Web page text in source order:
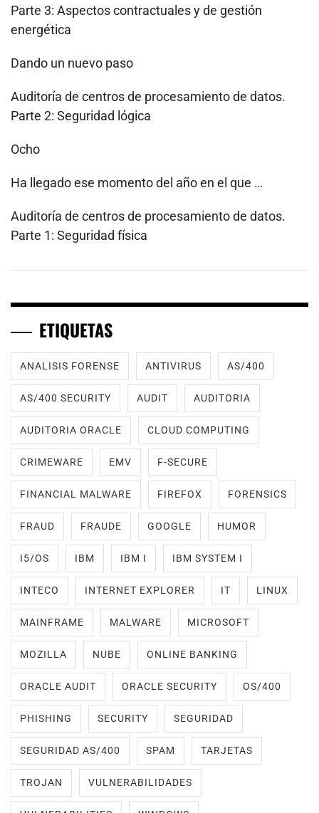
Parte 3: Aspectos contractuales y de gestión
energética
Dando un nuevo paso
Auditoría de centros de procesamiento de datos.
Parte 2: Seguridad lógica
Ocho
Ha llegado ese momento del año en el que …
Auditoría de centros de procesamiento de datos.
Parte 1: Seguridad física
ETIQUETAS
ANALISIS FORENSE ANTIVIRUS AS/400
AS/400 SECURITY AUDIT AUDITORIA
AUDITORIA ORACLE CLOUD COMPUTING
CRIMEWARE EMV F-SECURE
FINANCIAL MALWARE FIREFOX FORENSICS
FRAUD FRAUDE GOOGLE HUMOR
I5/OS IBM IBM I IBM SYSTEM I
INTECO INTERNET EXPLORER IT LINUX
MAINFRAME MALWARE MICROSOFT
MOZILLA NUBE ONLINE BANKING
ORACLE AUDIT ORACLE SECURITY OS/400
PHISHING SECURITY SEGURIDAD
SEGURIDAD AS/400 SPAM TARJETAS
TROJAN VULNERABILIDADES